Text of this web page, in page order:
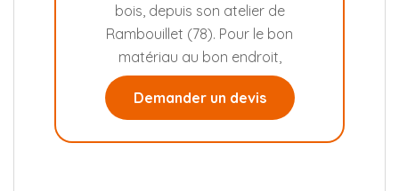
bois, depuis son atelier de
Rambouillet (78). Pour le bon
matériau au bon endroit,
Demander un devis